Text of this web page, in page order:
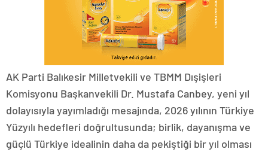
AK Parti Balıkesir Milletvekili ve TBMM Dışişleri
Komisyonu Başkanvekili Dr. Mustafa Canbey, yeni yıl
dolayısıyla yayımladığı mesajında, 2026 yılının Türkiye
Yüzyılı hedefleri doğrultusunda; birlik, dayanışma ve
güçlü Türkiye idealinin daha da pekiştiği bir yıl olması